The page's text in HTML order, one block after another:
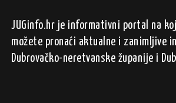
JUGinfo.hr je informativni portal na
možete pronaći aktualne i zanimljive
Dubrovačko-neretvanske županije i